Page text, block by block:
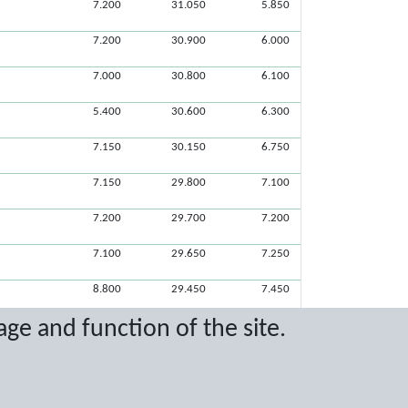
and function of the site.
7.200 31.050 5.850
7.200 30.900 6.000
7.000 30.800 6.100
5.400 30.600 6.300
7.150 30.150 6.750
7.150 29.800 7.100
7.200 29.700 7.200
7.100 29.650 7.250
8.800 29.450 7.450
6.300 29.050 7.850